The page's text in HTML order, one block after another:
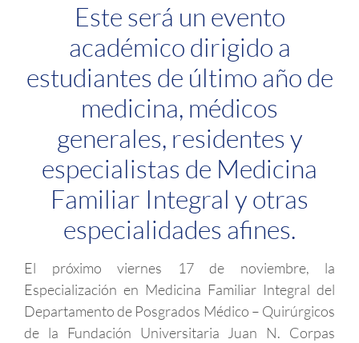
Este será un evento
académico dirigido a
estudiantes de último año de
medicina, médicos
generales, residentes y
especialistas de Medicina
Familiar Integral y otras
especialidades afines.
El próximo viernes 17 de noviembre, la
Especialización en Medicina Familiar Integral del
Departamento de Posgrados Médico – Quirúrgicos
de la Fundación Universitaria Juan N. Corpas